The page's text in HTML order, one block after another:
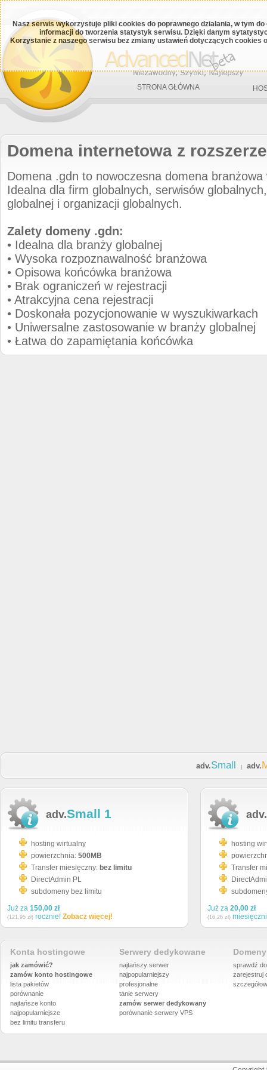
Nasz serwis wykorzystuje pliki cookies do poprawnego działania, w tym
informacji do tworzenia statystyk serwisu. Dzięki danym
Korzystanie z naszego serwisu bez zmiany ustawień dotyczących cookies
STRONA GŁÓWNA
Domena internetowa z
Domena .gdn to nowoczesna domena
Idealna dla firm globalnych, serwisów
globalnej i organizacji globalnych.
Zalety domeny .gdn:
• Idealna dla branży globalnej
• Wysoka rozpoznawalność branżowa
• Opisowa końcówka branżowa
• Brak ograniczeń w rejestracji
• Atrakcyjna cena rejestracji
• Doskonała pozycjonowanie w wyszukiwarkach
• Uniwersalne zastosowanie w branży globalnej
• Łatwa do zapamiętania końcówka
adv.Small adv.
adv.Small 1
hosting wirtualny
powierzchnia: 500MB
Transfer miesięczny: bez limitu
DirectAdmin PL
subdomeny bez limitu
Już za 150,00 zł
(121,95 zł) rocznie! Zobacz więcej!
adv.
hosting
Transfer
Już za 20,00 zł
(16,26 zł)
Konta hostingowe
jak zamówić?
zamów konto hostingowe
lista pakietów
porównanie
najtańsze konto
najpopularniejsze
bez limitu transferu
Serwery dedykowane
najtańszy serwer
najpopularniejszy
profesjonalne
tanie serwery
zamów serwer dedykowany
porównanie serwery VPS
sprawdź
zarejestruj